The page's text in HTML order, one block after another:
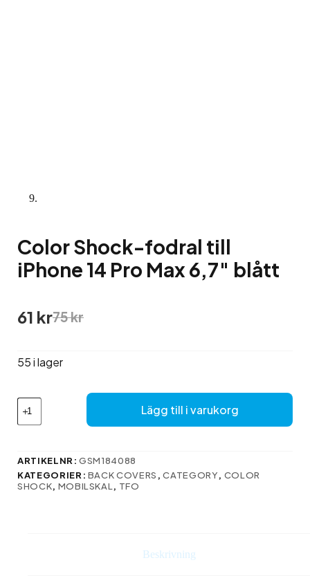
Color Shock-fodral till
iPhone 14 Pro Max 6,7″ blått
75kr
Det
ursprungliga
var:
61 krDet
nuvarande
är:
55 i lager
Color
Shock-
fodral
iPhone
Pro
Lägg till i varukorg
ARTIKELNR:GSM184088
KATEGORIER: BACK COVERS ,CATEGORY, COLOR
SHOCK, MOBILSKAL , TFO
Beskrivning